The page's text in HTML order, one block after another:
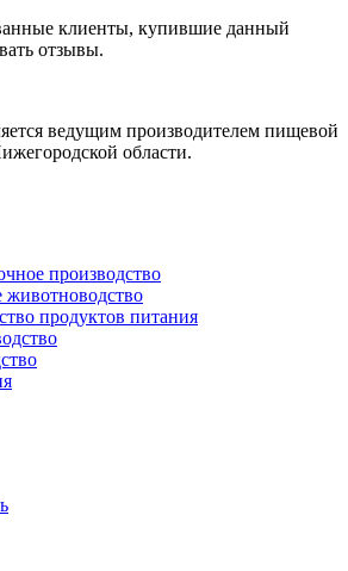
клиенты, купившие данный
отзывы.
ведущим производителем пищевой
области.
производство
продуктов питания